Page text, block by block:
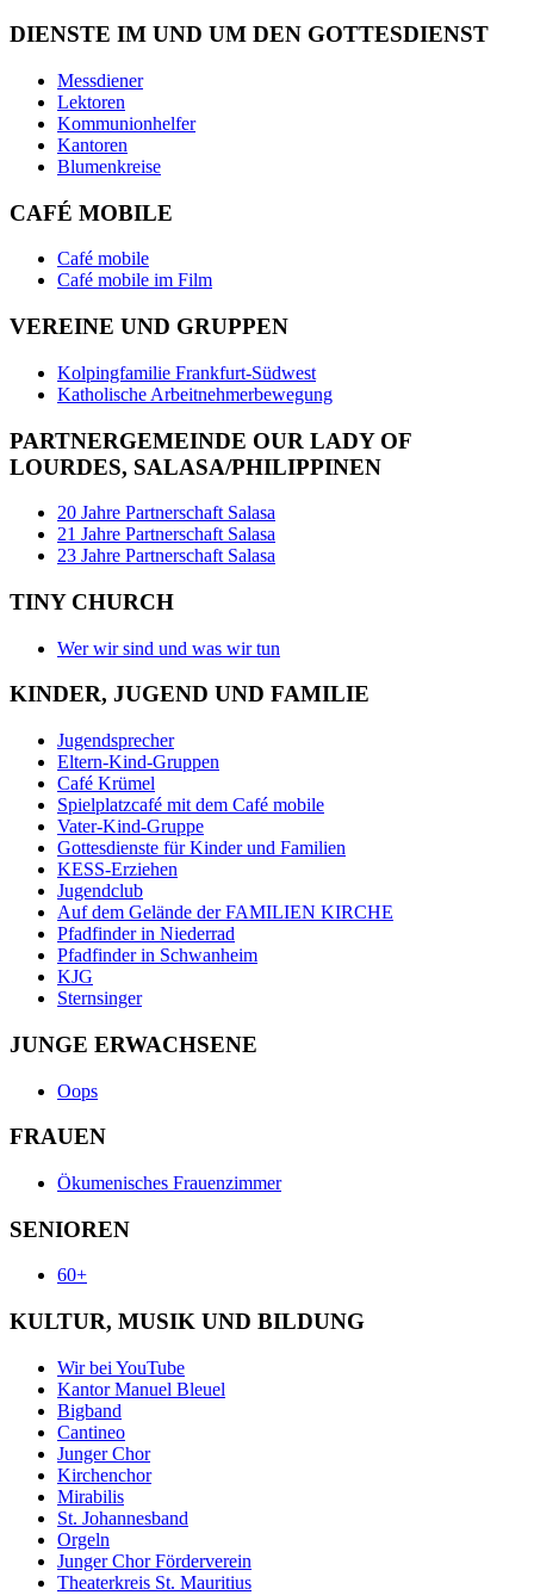
DIENSTE IM UND UM DEN GOTTESDIENST
Messdiener
Lektoren
Kommunionhelfer
Kantoren
Blumenkreise
CAFÉ MOBILE
Café mobile
Café mobile im Film
VEREINE UND GRUPPEN
Kolpingfamilie Frankfurt-Südwest
Katholische Arbeitnehmerbewegung
PARTNERGEMEINDE OUR LADY OF
LOURDES, SALASA/PHILIPPINEN
20 Jahre Partnerschaft Salasa
21 Jahre Partnerschaft Salasa
23 Jahre Partnerschaft Salasa
TINY CHURCH
Wer wir sind und was wir tun
KINDER, JUGEND UND FAMILIE
Jugendsprecher
Eltern-Kind-Gruppen
Café Krümel
Spielplatzcafé mit dem Café mobile
Vater-Kind-Gruppe
Gottesdienste für Kinder und Familien
KESS-Erziehen
Jugendclub
Auf dem Gelände der FAMILIEN KIRCHE
Pfadfinder in Niederrad
Pfadfinder in Schwanheim
KJG
Sternsinger
JUNGE ERWACHSENE
Oops
FRAUEN
Ökumenisches Frauenzimmer
SENIOREN
60+
KULTUR, MUSIK UND BILDUNG
Wir bei YouTube
Kantor Manuel Bleuel
Bigband
Cantineo
Junger Chor
Kirchenchor
Mirabilis
St. Johannesband
Orgeln
Junger Chor Förderverein
Theaterkreis St. Mauritius